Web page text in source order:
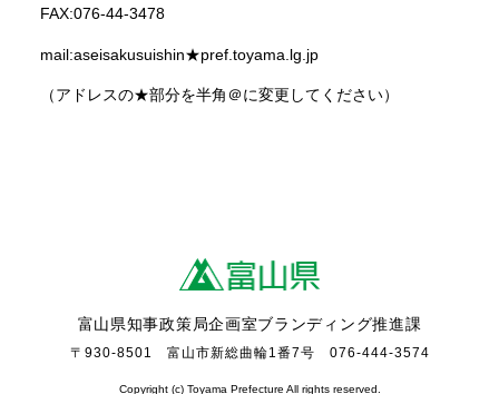
FAX:076-44-3478
mail:aseisakusuishin★pref.toyama.lg.jp
（アドレスの★部分を半角＠に変更してください）
富山県知事政策局企画室ブランディング推進課
〒930-8501 富山市新総曲輪1番7号 076-444-3574
Copyright (c) Toyama Prefecture All rights reserved.